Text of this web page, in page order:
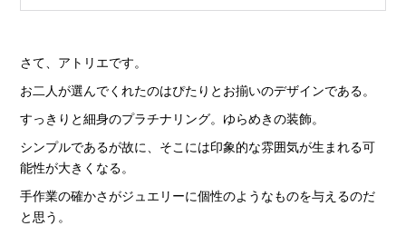
さて、アトリエです。
お二人が選んでくれたのはぴたりとお揃いのデザインである。
すっきりと細身のプラチナリング。ゆらめきの装飾。
シンプルであるが故に、そこには印象的な雰囲気が生まれる可
能性が大きくなる。
手作業の確かさがジュエリーに個性のようなものを与えるのだ
と思う。